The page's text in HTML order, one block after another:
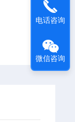
电话咨询
微信咨询